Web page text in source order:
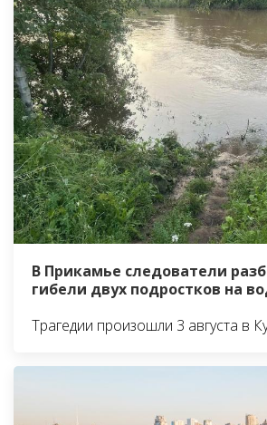
В Прикамье следователи
гибели двух подростков на
Трагедии произошли 3 августа в